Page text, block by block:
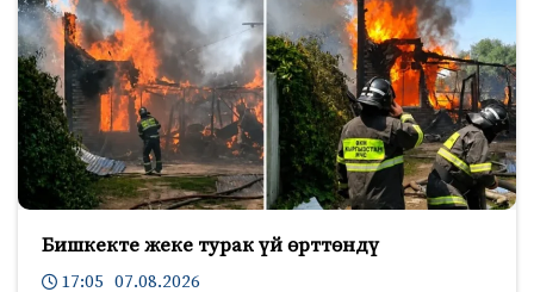
Бишкекте жеке турак үй өрттөндү
17:05 07.08.2026